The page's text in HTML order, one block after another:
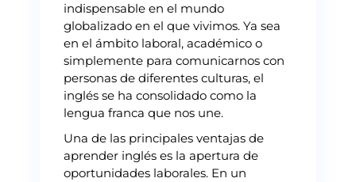
indispensable en el mundo
globalizado en el que vivimos. Ya sea
en el ámbito laboral, académico o
simplemente para comunicarnos con
personas de diferentes culturas, el
inglés se ha consolidado como la
lengua franca que nos une.
Una de las principales ventajas de
aprender inglés es la apertura de
oportunidades laborales. En un